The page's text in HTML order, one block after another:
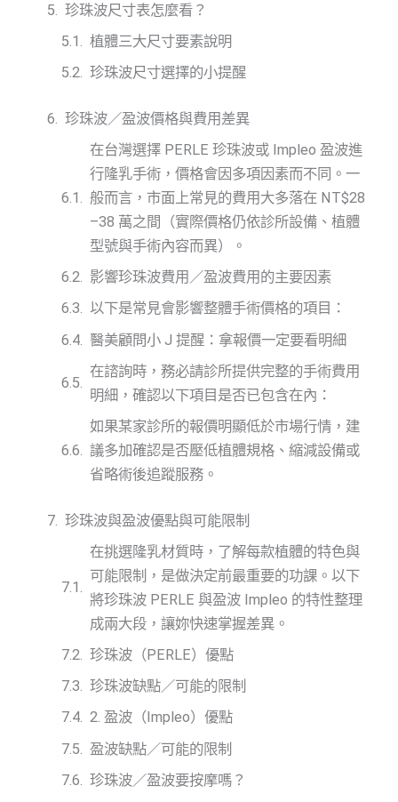
珍珠波尺寸表怎麼看？
植體三大尺寸要素說明
珍珠波尺寸選擇的小提醒
珍珠波／盈波價格與費用差異
在台灣選擇 PERLE 珍珠波或 Impleo 盈波進
行隆乳手術，價格會因多項因素而不同。一
般而言，市面上常見的費用大多落在 NT$28
–38 萬之間（實際價格仍依診所設備、植體
型號與手術內容而異）。
影響珍珠波費用／盈波費用的主要因素
以下是常見會影響整體手術價格的項目：
醫美顧問小 J 提醒：拿報價一定要看明細
在諮詢時，務必請診所提供完整的手術費用
明細，確認以下項目是否已包含在內：
如果某家診所的報價明顯低於市場行情，建
議多加確認是否壓低植體規格、縮減設備或
省略術後追蹤服務。
珍珠波與盈波優點與可能限制
在挑選隆乳材質時，了解每款植體的特色與
可能限制，是做決定前最重要的功課。以下
將珍珠波 PERLE 與盈波 Impleo 的特性整理
成兩大段，讓妳快速掌握差異。
珍珠波（PERLE）優點
珍珠波缺點／可能的限制
2. 盈波（Impleo）優點
盈波缺點／可能的限制
珍珠波／盈波要按摩嗎？